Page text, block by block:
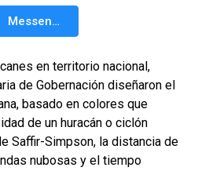
Messenger
en territorio nacional,
de Gobernación diseñaron el
basado en colores que
de un huracán o ciclón
Saffir-Simpson, la distancia de
nubosas y el tiempo